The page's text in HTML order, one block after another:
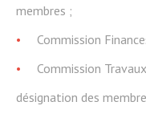
membres ;
Commission
Commission
désignation des